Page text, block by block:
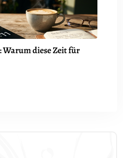
Warum diese Zeit für